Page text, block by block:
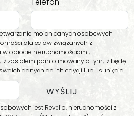
moich danych osobowych
dla celów związanych z
w obrocie nieruchomościami,
zostałem poinformowany o tym, iż będę
danych do ich edycji lub usunięcia.
jest Revelio. nieruchomości z